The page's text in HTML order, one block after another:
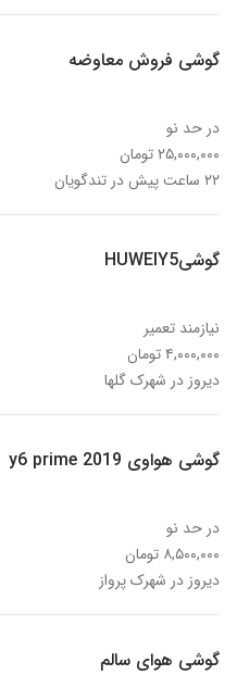
گوشی فروش معاوضه
در حد نو
۲۵,۰۰۰,۰۰۰ تومان
۲۲ ساعت پیش در تندگویان
گوشیHUWElY5
نیازمند تعمیر
۴,۰۰۰,۰۰۰ تومان
دیروز در شهرک گلها
گوشی هواوی y6 prime 2019
در حد نو
۸,۵۰۰,۰۰۰ تومان
دیروز در شهرک پرواز
گوشی هوای سالم